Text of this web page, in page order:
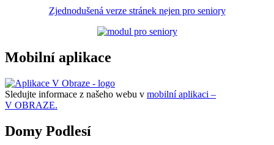
Zjednodušená verze stránek nejen pro seniory
Mobilní aplikace
Sledujte informace z našeho webu v mobilní aplikaci –
V OBRAZE.
Domy Podlesí